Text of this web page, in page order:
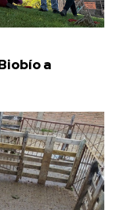
a